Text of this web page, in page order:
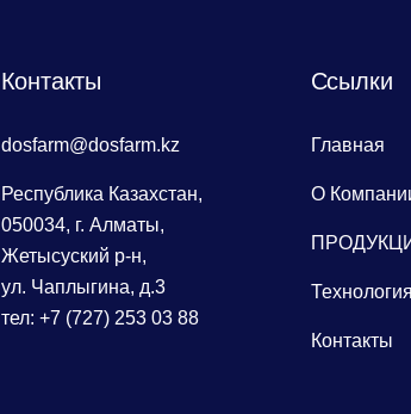
Контакты
dosfarm@dosfarm.kz
Республика Казахстан,
050034, г. Алматы,
Жетысуский р-н,
ул. Чаплыгина, д.3
тел: +7 (727) 253 03 88
Сcылки
Главная
О
Контакты